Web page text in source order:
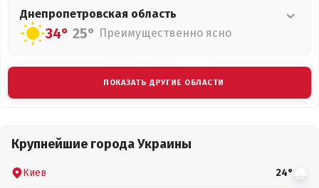
Днепропетровская область
34° 25° Преимущественно ясно
ПОКАЗАТЬ ДРУГИЕ ОБЛАСТИ
Крупнейшие города Украины
Киев 24°